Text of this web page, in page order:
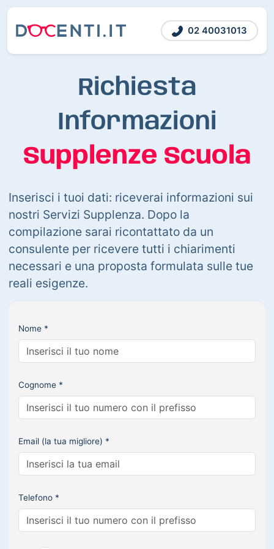
02 40031013
Richiesta
Informazioni
Supplenze Scuola
Inserisci i tuoi dati: riceverai informazioni sui
nostri Servizi Supplenza. Dopo la
compilazione sarai ricontattato da un
consulente per ricevere tutti i chiarimenti
necessari e una proposta formulata sulle tue
reali esigenze.
Nome *
Cognome *
Email (la tua migliore) *
Telefono *